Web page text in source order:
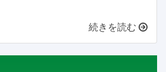
続きを読む